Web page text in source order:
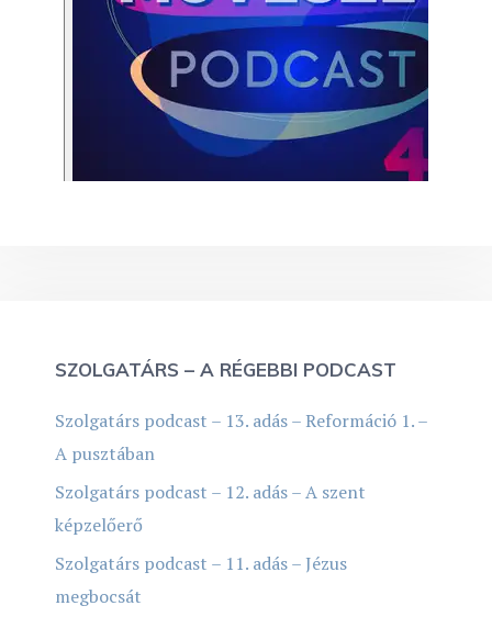
SZOLGATÁRS – A RÉGEBBI PODCAST
Szolgatárs podcast – 13. adás – Reformáció 1. –
A pusztában
Szolgatárs podcast – 12. adás – A szent
képzelőerő
Szolgatárs podcast – 11. adás – Jézus
megbocsát